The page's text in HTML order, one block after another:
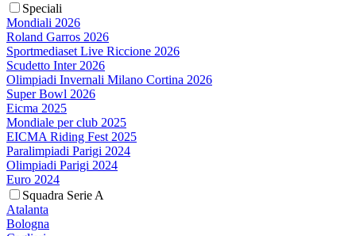
Speciali
Mondiali 2026
Roland Garros 2026
Sportmediaset Live Riccione 2026
Scudetto Inter 2026
Olimpiadi Invernali Milano Cortina 2026
Super Bowl 2026
Eicma 2025
Mondiale per club 2025
EICMA Riding Fest 2025
Paralimpiadi Parigi 2024
Olimpiadi Parigi 2024
Euro 2024
Squadra Serie A
Atalanta
Bologna